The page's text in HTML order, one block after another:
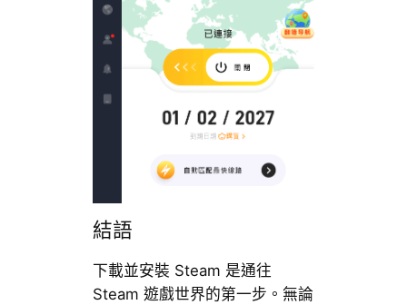
結語
下載並安裝 Steam 是通往
Steam 遊戲世界的第一步。無論